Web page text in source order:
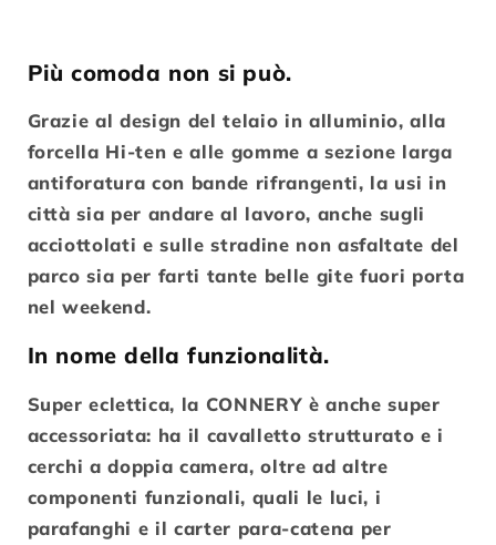
Più comoda non si può.
Grazie al design del telaio in alluminio, alla
forcella Hi-ten e alle gomme a sezione larga
antiforatura con bande rifrangenti, la usi in
città sia per andare al lavoro, anche sugli
acciottolati e sulle stradine non asfaltate del
parco sia per farti tante belle gite fuori porta
nel weekend.
In nome della funzionalità.
Super eclettica, la CONNERY è anche super
accessoriata: ha il cavalletto strutturato e i
cerchi a doppia camera, oltre ad altre
componenti funzionali, quali le luci, i
parafanghi e il carter para-catena per